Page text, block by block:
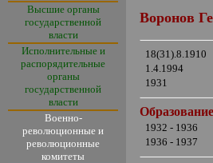
Высшие органы
государственной
власти
Исполнительные и
распорядительные
органы
государственной
власти
Военно-
революционные и
революционные
комитеты
Воронов
18(31).8.1910
1.4.1994
1931
Образование
1932 - 1936
1936 - 1937